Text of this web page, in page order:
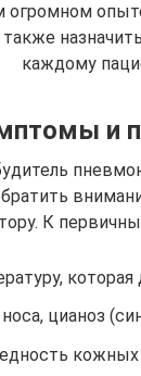
каждому
и
К
которая
носа, цианоз
кожных